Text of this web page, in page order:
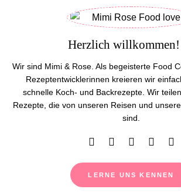
Herzlich
Wir sind Mimi & Rose. Als begeisterte Food
Rezeptentwicklerinnen kreieren wir
schnelle Koch- und Backrezepte. Wir
Rezepte, die von unseren Reisen und
sind.
LERNE UNS KENNEN